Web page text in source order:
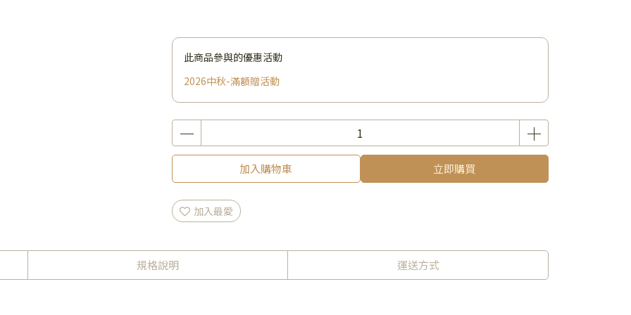
此商品參與的優惠活動
2026中秋-滿額贈活動
加入購物車 立即購買
加入最愛
規格說明 運送方式